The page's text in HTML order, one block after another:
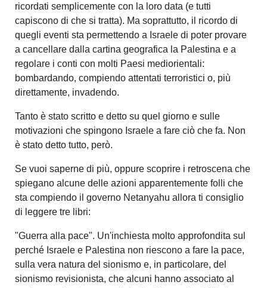
ricordati semplicemente con la loro data (e tutti
capiscono di che si tratta). Ma soprattutto, il ricordo di
quegli eventi sta permettendo a Israele di poter provare
a cancellare dalla cartina geografica la Palestina e a
regolare i conti con molti Paesi mediorientali:
bombardando, compiendo attentati terroristici o, più
direttamente, invadendo.
Tanto è stato scritto e detto su quel giorno e sulle
motivazioni che spingono Israele a fare ciò che fa. Non
è stato detto tutto, però.
Se vuoi saperne di più, oppure scoprire i retroscena che
spiegano alcune delle azioni apparentemente folli che
sta compiendo il governo Netanyahu allora ti consiglio
di leggere tre libri:
"Guerra alla pace". Un'inchiesta molto approfondita sul
perché Israele e Palestina non riescono a fare la pace,
sulla vera natura del sionismo e, in particolare, del
sionismo revisionista, che alcuni hanno associato al